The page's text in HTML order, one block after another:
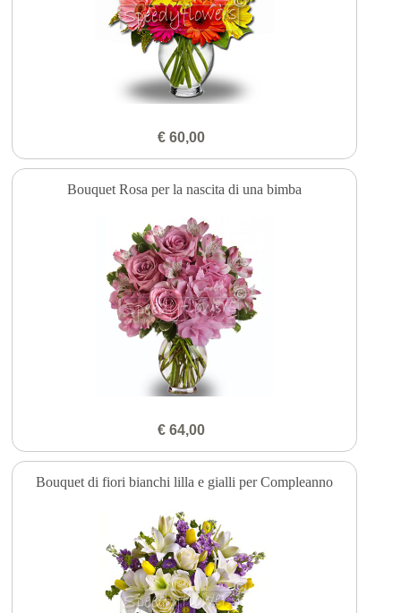
€ 60,00
Bouquet Rosa per la nascita di una bimba
€ 64,00
Bouquet di fiori bianchi lilla e gialli per Compleanno